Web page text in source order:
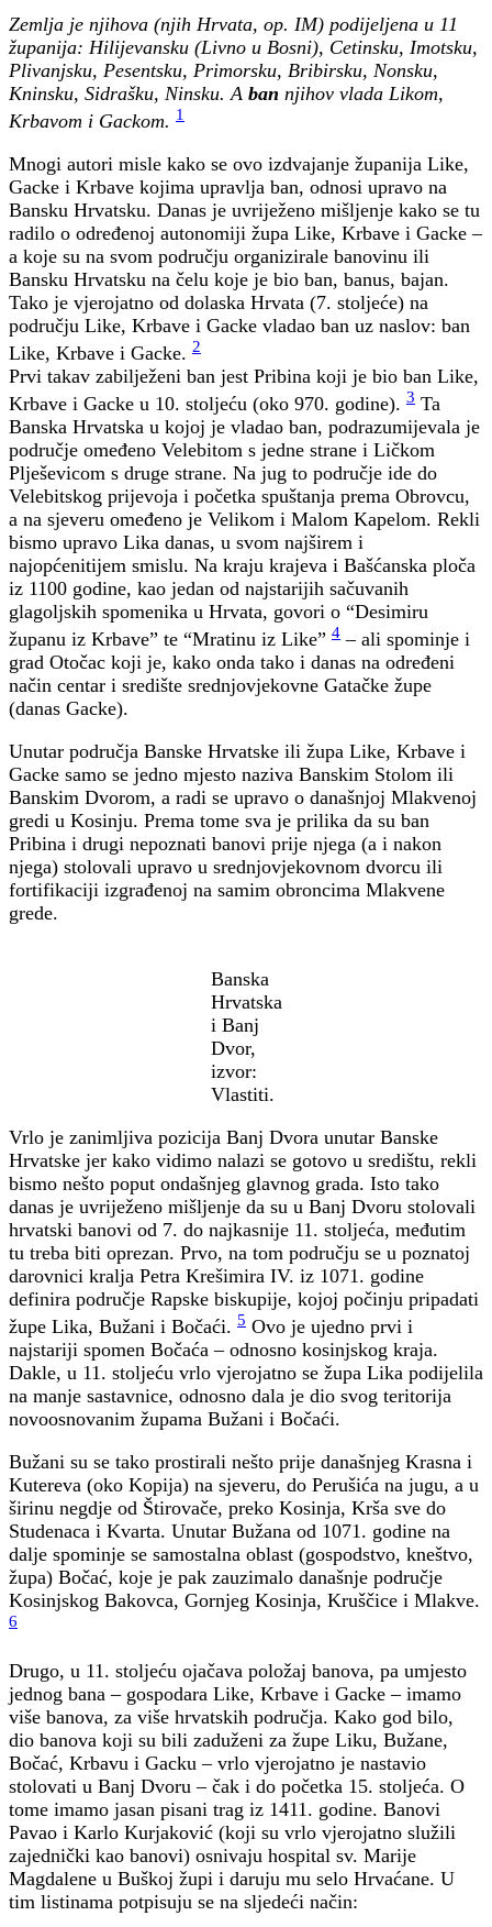
Zemlja je njihova (njih Hrvata, op. IM) podijeljena u 11
županija: Hilijevansku (Livno u Bosni), Cetinsku, Imotsku,
Plivanjsku, Pesentsku, Primorsku, Bribirsku, Nonsku,
Kninsku, Sidrašku, Ninsku. A ban njihov vlada Likom,
Krbavom i Gackom. 1
Mnogi autori misle kako se ovo izdvajanje županija Like,
Gacke i Krbave kojima upravlja ban, odnosi upravo na
Bansku Hrvatsku. Danas je uvriježeno mišljenje kako se tu
radilo o određenoj autonomiji župa Like, Krbave i Gacke –
a koje su na svom području organizirale banovinu ili
Bansku Hrvatsku na čelu koje je bio ban, banus, bajan.
Tako je vjerojatno od dolaska Hrvata (7. stoljeće) na
području Like, Krbave i Gacke vladao ban uz naslov: ban
Like, Krbave i Gacke. 2
Prvi takav zabilježeni ban jest Pribina koji je bio ban Like,
Krbave i Gacke u 10. stoljeću (oko 970. godine). 3 Ta
Banska Hrvatska u kojoj je vladao ban, podrazumijevala je
područje omeđeno Velebitom s jedne strane i Ličkom
Plješevicom s druge strane. Na jug to područje ide do
Velebitskog prijevoja i početka spuštanja prema Obrovcu,
a na sjeveru omeđeno je Velikom i Malom Kapelom. Rekli
bismo upravo Lika danas, u svom najširem i
najopćenitijem smislu. Na kraju krajeva i Bašćanska ploča
iz 1100 godine, kao jedan od najstarijih sačuvanih
glagoljskih spomenika u Hrvata, govori o “Desimiru
županu iz Krbave” te “Mratinu iz Like” 4 – ali spominje i
grad Otočac koji je, kako onda tako i danas na određeni
način centar i središte srednjovjekovne Gatačke župe
(danas Gacke).
Unutar područja Banske Hrvatske ili župa Like, Krbave i
Gacke samo se jedno mjesto naziva Banskim Stolom ili
Banskim Dvorom, a radi se upravo o današnjoj Mlakvenoj
gredi u Kosinju. Prema tome sva je prilika da su ban
Pribina i drugi nepoznati banovi prije njega (a i nakon
njega) stolovali upravo u srednjovjekovnom dvorcu ili
fortifikaciji izgrađenoj na samim obroncima Mlakvene
grede.
Banska
Hrvatska
i Banj
Dvor,
izvor:
Vlastiti.
Vrlo je zanimljiva pozicija Banj Dvora unutar Banske
Hrvatske jer kako vidimo nalazi se gotovo u središtu, rekli
bismo nešto poput ondašnjeg glavnog grada. Isto tako
danas je uvriježeno mišljenje da su u Banj Dvoru stolovali
hrvatski banovi od 7. do najkasnije 11. stoljeća, međutim
tu treba biti oprezan. Prvo, na tom području se u poznatoj
darovnici kralja Petra Krešimira IV. iz 1071. godine
definira područje Rapske biskupije, kojoj počinju pripadati
župe Lika, Bužani i Bočaći. 5 Ovo je ujedno prvi i
najstariji spomen Bočaća – odnosno kosinjskog kraja.
Dakle, u 11. stoljeću vrlo vjerojatno se župa Lika podijelila
na manje sastavnice, odnosno dala je dio svog teritorija
novoosnovanim župama Bužani i Bočaći.
Bužani su se tako prostirali nešto prije današnjeg Krasna i
Kutereva (oko Kopija) na sjeveru, do Perušića na jugu, a u
širinu negdje od Štirovače, preko Kosinja, Krša sve do
Studenaca i Kvarta. Unutar Bužana od 1071. godine na
dalje spominje se samostalna oblast (gospodstvo, kneštvo,
župa) Bočać, koje je pak zauzimalo današnje područje
Kosinjskog Bakovca, Gornjeg Kosinja, Kruščice i Mlakve.
6
Drugo, u 11. stoljeću ojačava položaj banova, pa umjesto
jednog bana – gospodara Like, Krbave i Gacke – imamo
više banova, za više hrvatskih područja. Kako god bilo,
dio banova koji su bili zaduženi za župe Liku, Bužane,
Bočać, Krbavu i Gacku – vrlo vjerojatno je nastavio
stolovati u Banj Dvoru – čak i do početka 15. stoljeća. O
tome imamo jasan pisani trag iz 1411. godine. Banovi
Pavao i Karlo Kurjaković (koji su vrlo vjerojatno služili
zajednički kao banovi) osnivaju hospital sv. Marije
Magdalene u Buškoj župi i daruju mu selo Hrvaćane. U
tim listinama potpisuju se na sljedeći način: